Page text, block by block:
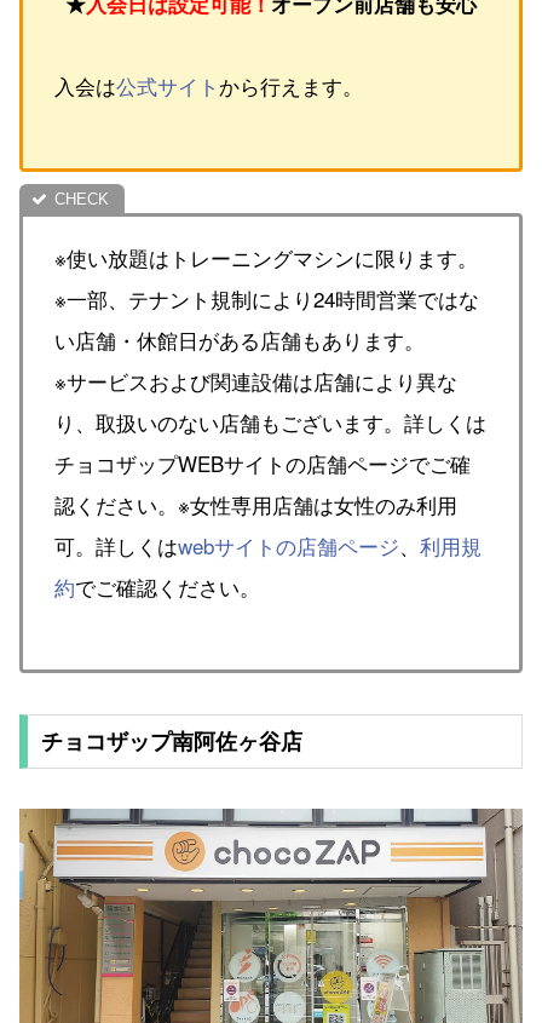
入会は公式サイト から行えます。
※使い放題はトレーニングマシンに限ります。
※一部、テナント規制により24時間営業ではな
い店舗・休館日がある店舗もあります。
※サービスおよび関連設備は店舗により異な
り、取扱いのない店舗もございます。詳しくは
チョコザップWEBサイトの店舗ページでご確
認ください。※女性専用店舗は女性のみ利用
可。詳しくはwebサイトの店舗ページ、 利用規
約でご確認ください。
チョコザップ南阿佐ヶ谷店